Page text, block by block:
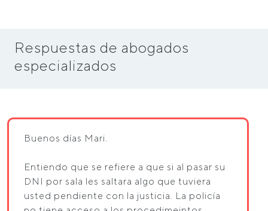
Respuestas de abogados
especializados
Buenos días Mari.
Entiendo que se refiere a que si al pasar su
DNI por sala les saltara algo que tuviera
usted pendiente con la justicia. La policía